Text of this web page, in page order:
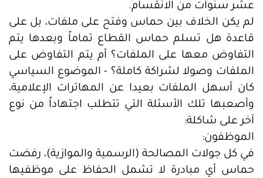
عشر سنوات من الانقسام.
لم يكن الخلاف بين حماس وفتح على ملفات، بل على
قاعدة هل تسلم حماس القطاع تماماً وبعدها يتم
التفاوض معها على الملفات؟ أم يتم التفاوض على
الملفات وصولا لشراكة كاملة؟ - الموضوع السياسي
كان أسهل الملفات بعيدا عن المهاترات الإعلامية،
وأصعبها تلك الأسئلة التي تتطلب اجتهاداً من نوع
آخر على شاكلة:
الموظفون:
في كل جولات المصالحة (الرسمية والموازية)، رفضت
حماس أي مبادرة لا تشمل الحفاظ على موظفيها